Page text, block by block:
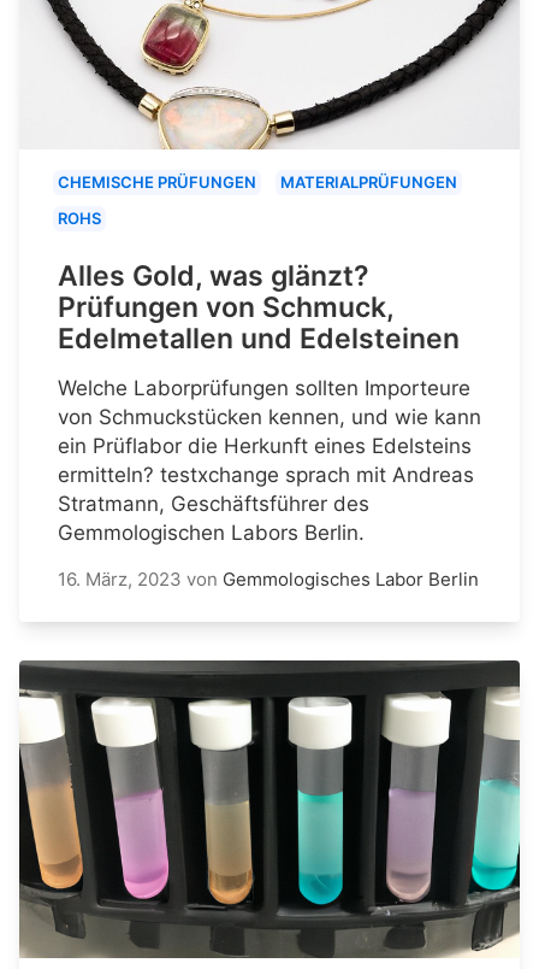
CHEMISCHE PRÜFUNGEN
MATERIALPRÜFUNGEN
ROHS
Alles Gold, was glänzt?
Prüfungen von Schmuck,
Edelmetallen und Edelsteinen
Welche Laborprüfungen sollten Importeure
von Schmuckstücken kennen, und wie kann
ein Prüflabor die Herkunft eines Edelsteins
ermitteln? testxchange sprach mit Andreas
Stratmann, Geschäftsführer des
Gemmologischen Labors Berlin.
16. März, 2023 von Gemmologisches Labor Berlin